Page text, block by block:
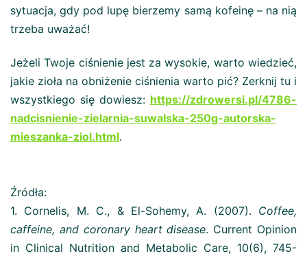
sytuacja, gdy pod lupę bierzemy samą kofeinę – na nią
trzeba uważać!
Jeżeli Twoje ciśnienie jest za wysokie, warto wiedzieć,
jakie zioła na obniżenie ciśnienia warto pić? Zerknij tu i
wszystkiego się dowiesz: https://zdrowersi.pl/4786-
nadcisnienie-zielarnia-suwalska-250g-autorska-
mieszanka-ziol.html.
Źródła:
1. Cornelis, M. C., & El-Sohemy, A. (2007). Coffee,
caffeine, and coronary heart disease. Current Opinion
in Clinical Nutrition and Metabolic Care, 10(6), 745-